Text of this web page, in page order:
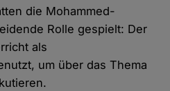
die Mohammed-
Rolle gespielt: Der
als
um über das Thema